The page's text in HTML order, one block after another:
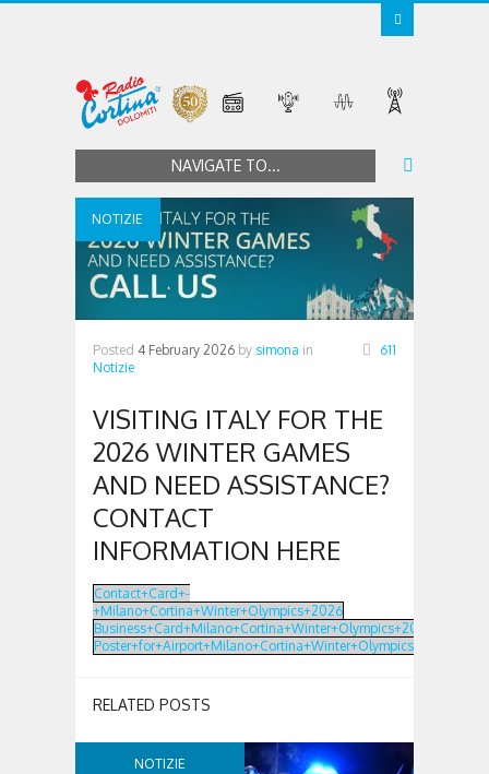
NAVIGATE TO...
NOTIZIE
Posted 4 February 2026 by simona in
Notizie
611
VISITING ITALY FOR THE
2026 WINTER GAMES
AND NEED ASSISTANCE?
CONTACT
INFORMATION HERE
Contact+Card+-
+Milano+Cortina+Winter+Olympics+2026
Business+Card+Milano+Cortina+Winter+Olympics+2026
Poster+for+Airport+Milano+Cortina+Winter+Olympics+2026
RELATED POSTS
NOTIZIE